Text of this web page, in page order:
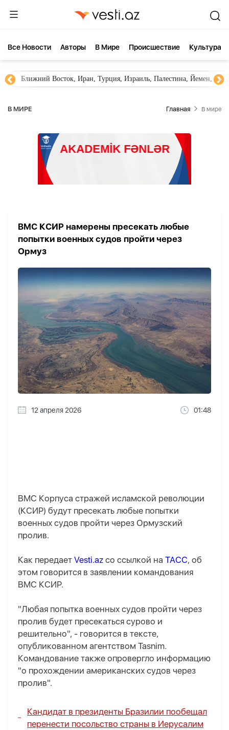
Все Новости Aвторы В Мире Происшествие Культура
Ближний Восток, Иран, Турция, Израиль, Палестина, Йемен,
В МИРЕ Главная В мире
ВМС КСИР намерены пресекать любые
попытки военных судов пройти через
Ормуз
12 апреля 2026 01:48
ВМС Корпуса стражей исламской революции
(КСИР) будут пресекать любые попытки
военных судов пройти через Ормузский
пролив.
Как передает Vesti.az со ссылкой на ТАСС, об
этом говорится в заявлении командования
ВМС КСИР.
"Любая попытка военных судов пройти через
пролив будет пресекаться сурово и
решительно", - говорится в тексте,
опубликованном агентством Tasnim.
Командование также опровергло информацию
"о прохождении американских судов через
пролив".
Кандидат в президенты Бразилии пообещал
перенести посольство страны в Иерусалим